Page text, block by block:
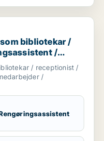
/ receptionist /
bibliotekar /
/
/ receptionist /
/